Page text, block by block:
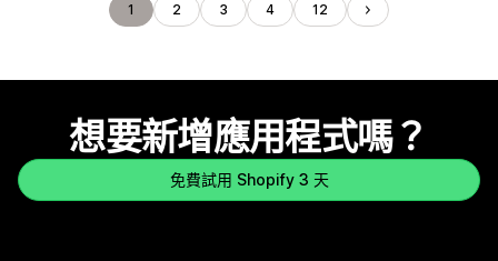
1 2 3 4 12
想要新增應用程式嗎？
免費試用 Shopify 3 天